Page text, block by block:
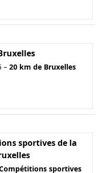
– 20 km de Bruxelles
sportives de la
sportives